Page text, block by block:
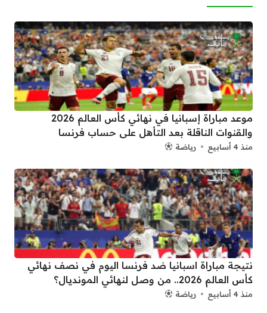
موعد مباراة إسبانيا في نهائي كأس العالم 2026
والقنوات الناقلة بعد التأهل على حساب فرنسا
منذ 4 أسابيع رياضة
نتيجة مباراة اسبانيا ضد فرنسا اليوم في نصف نهائي
كأس العالم 2026.. من وصل لنهائي المونديال؟
منذ 4 أسابيع رياضة